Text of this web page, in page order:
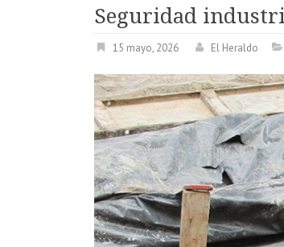
Seguridad
15 mayo, 2026 El Heraldo